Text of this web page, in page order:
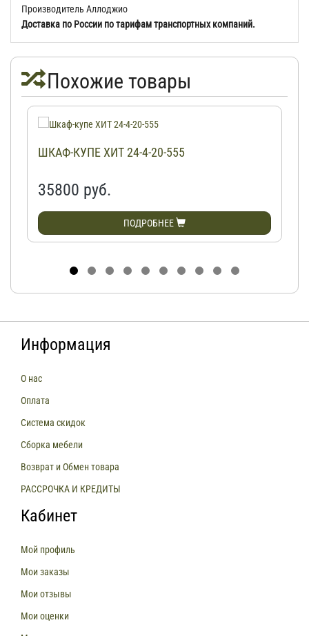
Производитель Аллоджио
Доставка по России по тарифам транспортных компаний.
Похожие товары
ШКАФ-КУПЕ ХИТ 24-4-20-555
35800 руб.
ПОДРОБНЕЕ
Информация
О нас
Оплата
Система скидок
Сборка мебели
Возврат и Обмен товара
РАССРОЧКА И КРЕДИТЫ
Кабинет
Мой профиль
Мои заказы
Мои отзывы
Мои оценки